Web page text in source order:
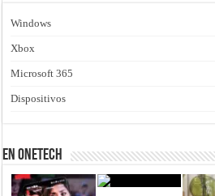
Windows
Xbox
Microsoft 365
Dispositivos
En Onetech